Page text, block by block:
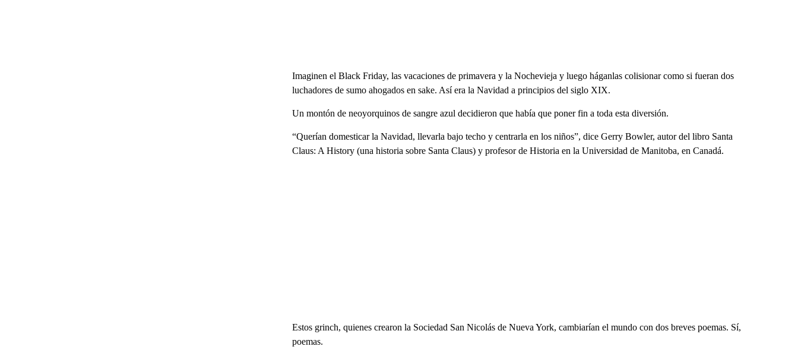
Imaginen el Black Friday, las vacaciones de primavera y la Nochevieja y luego háganlas colisionar como si fueran dos
luchadores de sumo ahogados en sake. Así era la Navidad a principios del siglo XIX.
Un montón de neoyorquinos de sangre azul decidieron que había que poner fin a toda esta diversión.
“Querían domesticar la Navidad, llevarla bajo techo y centrarla en los niños”, dice Gerry Bowler, autor del libro Santa
Claus: A History (una historia sobre Santa Claus) y profesor de Historia en la Universidad de Manitoba, en Canadá.
Estos grinch, quienes crearon la Sociedad San Nicolás de Nueva York, cambiarían el mundo con dos breves poemas. Sí,
poemas.